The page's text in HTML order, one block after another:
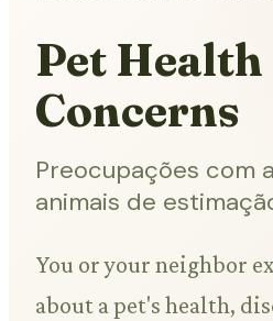
Pet Health
Concerns
Preocupações com
animais de
You or your neighbor
about a pet's health,